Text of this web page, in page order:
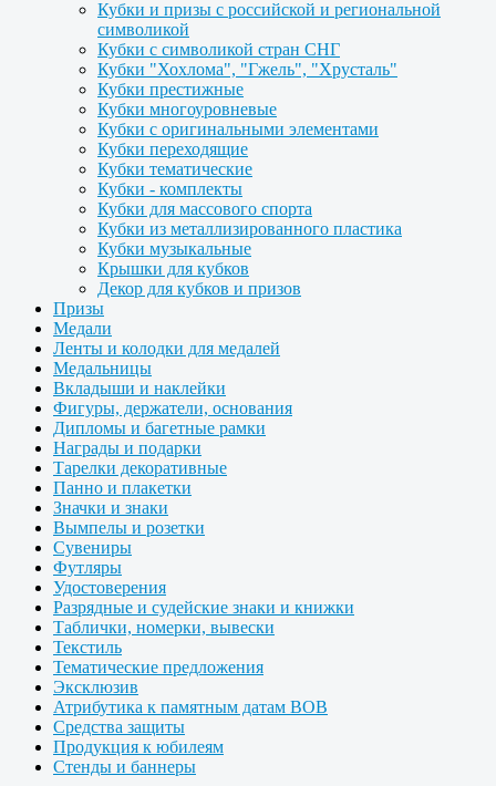
Кубки и призы с российской и региональной
символикой
Кубки с символикой стран СНГ
Кубки "Хохлома", "Гжель", "Хрусталь"
Кубки престижные
Кубки многоуровневые
Кубки с оригинальными элементами
Кубки переходящие
Кубки тематические
Кубки - комплекты
Кубки для массового спорта
Кубки из металлизированного пластика
Кубки музыкальные
Крышки для кубков
Декор для кубков и призов
Призы
Медали
Ленты и колодки для медалей
Медальницы
Вкладыши и наклейки
Фигуры, держатели, основания
Дипломы и багетные рамки
Награды и подарки
Тарелки декоративные
Панно и плакетки
Значки и знаки
Вымпелы и розетки
Сувениры
Футляры
Удостоверения
Разрядные и судейские знаки и книжки
Таблички, номерки, вывески
Текстиль
Тематические предложения
Эксклюзив
Атрибутика к памятным датам ВОВ
Средства защиты
Продукция к юбилеям
Стенды и баннеры